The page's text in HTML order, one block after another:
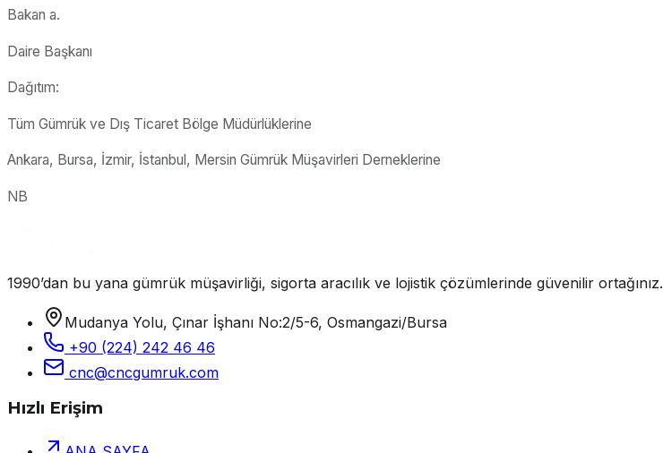
Bakan a.
Daire Başkanı
Dağıtım:
Tüm Gümrük ve Dış Ticaret Bölge Müdürlüklerine
Ankara, Bursa, İzmir, İstanbul, Mersin Gümrük Müşavirleri Derneklerine
NB
1990’dan bu yana gümrük müşavirliği, sigorta aracılık ve lojistik çözümlerinde güvenilir ortağınız.
Mudanya Yolu, Çınar İşhanı No:2/5-6, Osmangazi/Bursa
+90 (224) 242 46 46
cnc@cncgumruk.com
Hızlı Erişim